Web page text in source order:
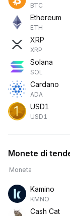
BTC
Ethereum
ETH
XRP
XRP
Solana
SOL
Cardano
ADA
USD1
USD1
Monete di
Moneta
Kamino
KMNO
Cash Cat